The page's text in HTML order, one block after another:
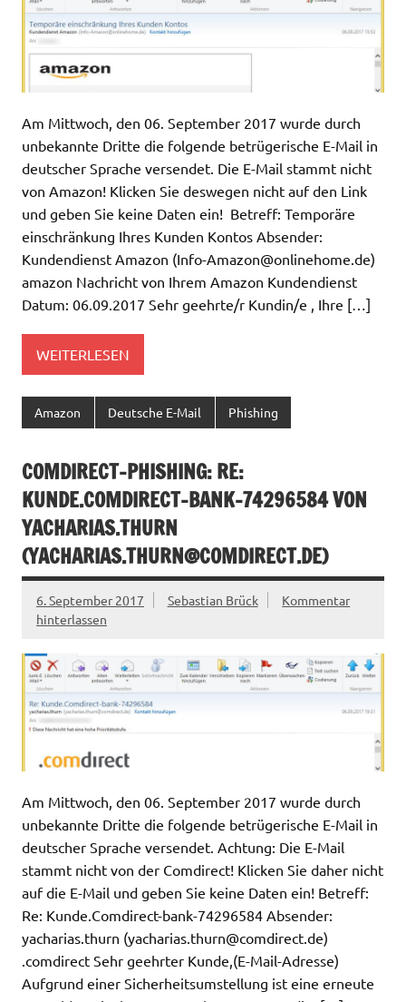
Am Mittwoch, den 06. September 2017 wurde durch
unbekannte Dritte die folgende betrügerische E-Mail in
deutscher Sprache versendet. Die E-Mail stammt nicht
von Amazon! Klicken Sie deswegen nicht auf den Link
und geben Sie keine Daten ein! Betreff: Temporäre
einschränkung Ihres Kunden Kontos Absender:
Kundendienst Amazon (Info-Amazon@onlinehome.de)
amazon Nachricht von Ihrem Amazon Kundendienst
Datum: 06.09.2017 Sehr geehrte/r Kundin/e , Ihre […]
WEITERLESEN
Amazon Deutsche E-Mail Phishing
COMDIRECT-PHISHING: RE:
KUNDE.COMDIRECT-BANK-74296584 VON
YACHARIAS.THURN
(YACHARIAS.THURN@COMDIRECT.DE)
6. September 2017 Sebastian Brück
Kommentar
hinterlassen
Am Mittwoch, den 06. September 2017 wurde durch
unbekannte Dritte die folgende betrügerische E-Mail in
deutscher Sprache versendet. Achtung: Die E-Mail
stammt nicht von der Comdirect! Klicken Sie daher nicht
auf die E-Mail und geben Sie keine Daten ein! Betreff:
Re: Kunde.Comdirect-bank-74296584 Absender:
yacharias.thurn (yacharias.thurn@comdirect.de)
.comdirect Sehr geehrter Kunde,(E-Mail-Adresse)
Aufgrund einer Sicherheitsumstellung ist eine erneute